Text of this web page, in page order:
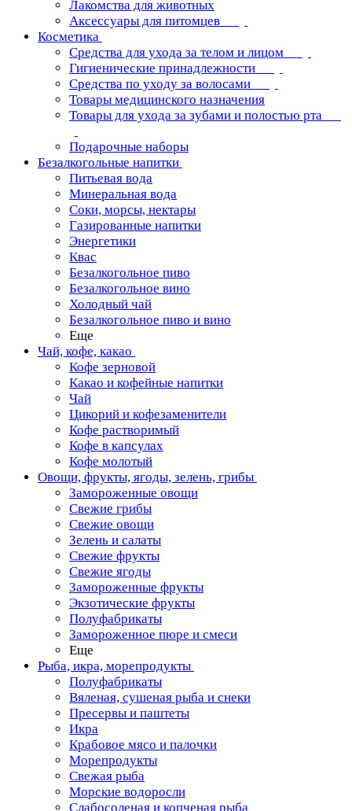
Лакомства для животных
Аксессуары для питомцев
Косметика
Средства для ухода за телом и лицом
Гигиенические принадлежности
Средства по уходу за волосами
Товары медицинского назначения
Товары для ухода за зубами и полостью рта
Подарочные наборы
Безалкогольные напитки
Питьевая вода
Минеральная вода
Соки, морсы, нектары
Газированные напитки
Энергетики
Квас
Безалкогольное пиво
Безалкогольное вино
Холодный чай
Безалкогольное пиво и вино
Еще
Чай, кофе, какао
Кофе зерновой
Какао и кофейные напитки
Чай
Цикорий и кофезаменители
Кофе растворимый
Кофе в капсулах
Кофе молотый
Овощи, фрукты, ягоды, зелень, грибы
Замороженные овощи
Свежие грибы
Свежие овощи
Зелень и салаты
Свежие фрукты
Свежие ягоды
Замороженные фрукты
Экзотические фрукты
Полуфабрикаты
Замороженное пюре и смеси
Еще
Рыба, икра, морепродукты
Полуфабрикаты
Вяленая, сушеная рыба и снеки
Пресервы и паштеты
Икра
Крабовое мясо и палочки
Морепродукты
Свежая рыба
Морские водоросли
Слабосоленая и копченая рыба